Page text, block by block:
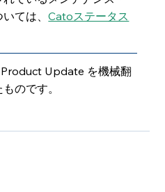
いては、Catoステータス
Update を機械翻
のです。